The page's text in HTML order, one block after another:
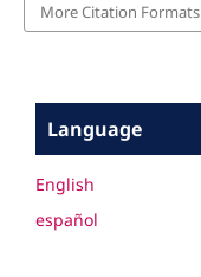
More Citation Formats
Language
English
español